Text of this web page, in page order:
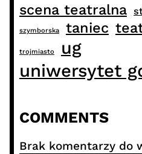
scena teatralna
szymborska taniec
trojmiasto
ug
uniwersytet
COMMENTS
Brak komentarzy do